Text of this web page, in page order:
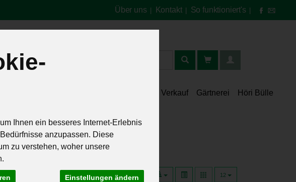
Ihnen ein besseres Internet-Erlebnis
anzupassen. Diese
zu verstehen, woher unsere
Einstellungen ändern
Über uns Kontakt| So funktioniert's
Verkauf Gärtnerei Höri Bülle
12